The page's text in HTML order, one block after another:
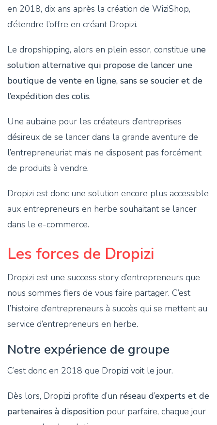
en 2018, dix ans après la création de WiziShop,
d’étendre l’offre en créant Dropizi.
Le dropshipping, alors en plein essor, constitue une
solution alternative qui propose de lancer une
boutique de vente en ligne, sans se soucier et de
l’expédition des colis.
Une aubaine pour les créateurs d’entreprises
désireux de se lancer dans la grande aventure de
l’entrepreneuriat mais ne disposent pas forcément
de produits à vendre.
Dropizi est donc une solution encore plus accessible
aux entrepreneurs en herbe souhaitant se lancer
dans le e-commerce.
Les forces de Dropizi
Dropizi est une success story d’entrepreneurs que
nous sommes fiers de vous faire partager. C’est
l’histoire d’entrepreneurs à succès qui se mettent au
service d’entrepreneurs en herbe.
Notre expérience de groupe
C’est donc en 2018 que Dropizi voit le jour.
Dès lors, Dropizi profite d’un réseau d’experts et de
partenaires à disposition pour parfaire, chaque jour